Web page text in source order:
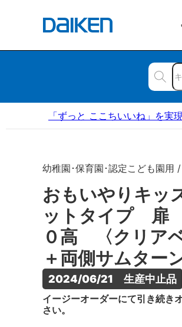
「ずっと ここちいいね」を
幼稚園･保育園･認定こども園用
おもいやりキ
ットタイプ 扉
０高 〈クリア
＋両側サムター
2024/06/21　生産中止品
イージーオーダーにて引き続き
さい。